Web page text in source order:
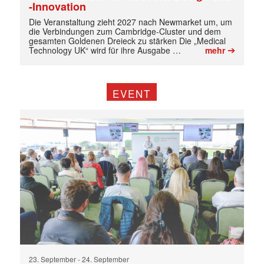
-Innovation
Die Veranstaltung zieht 2027 nach Newmarket um, um
die Verbindungen zum Cambridge-Cluster und dem
gesamten Goldenen Dreieck zu stärken Die „Medical
Technology UK“ wird für ihre Ausgabe …
mehr➔
EVENT
23. September-24. September